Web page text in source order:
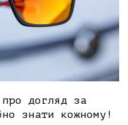
догляд за
знати кожному!